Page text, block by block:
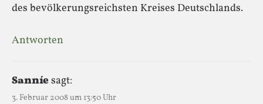
des bevölkerungsreichsten Kreises Deutschlands.
Antworten
Sanníesagt:
3. Februar 2008 um 13:50 Uhr